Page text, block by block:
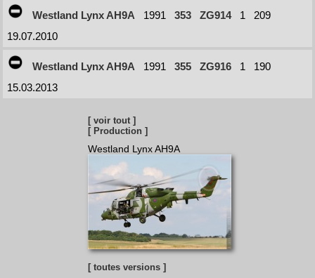
Westland Lynx AH9A 1991 353 ZG914 1
209
19.07.2010
Westland Lynx AH9A 1991 355 ZG916 1
190
15.03.2013
[ voir tout ]
[ Production ]
Westland Lynx AH9A
[ toutes versions ]